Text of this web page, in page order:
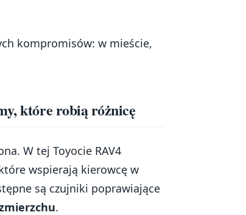
kompromisów: w mieście,
które robią różnicę
W tej Toyocie RAV4
wspierają kierowcę w
są czujniki poprawiające
.